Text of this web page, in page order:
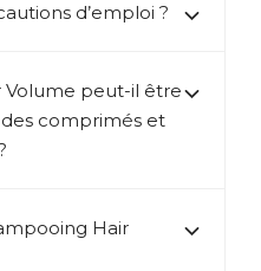
d’emploi ?
Volume peut-il être
comprimés et
Hair